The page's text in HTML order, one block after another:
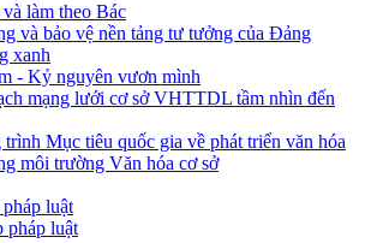
làm theo Bác
và bảo vệ nền tảng tư tưởng của Đảng
xanh
- Kỷ nguyên vươn mình
mạng lưới cơ sở VHTTDL tầm nhìn đến
Mục tiêu quốc gia về phát triển văn hóa
môi trường Văn hóa cơ sở
luật
pháp luật